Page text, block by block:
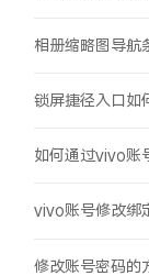
相册缩略图导航
锁屏捷径入口如
如何通过vivo账
vivo账号修改绑
修改账号密码的